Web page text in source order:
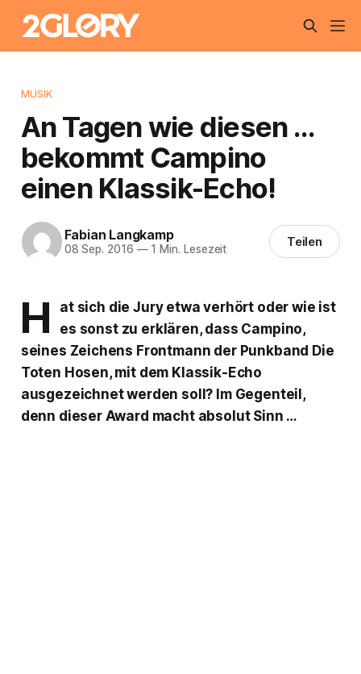
MUSIK
An Tagen wie diesen …
bekommt Campino
einen Klassik-Echo!
Fabian Langkamp
08 Sep. 2016 —1 Min. Lesezeit Teilen
H
at sich die Jury etwa verhört oder wie ist
es sonst zu erklären, dass Campino,
seines Zeichens Frontmann der Punkband Die
Toten Hosen, mit dem Klassik-Echo
ausgezeichnet werden soll? Im Gegenteil,
denn dieser Award macht absolut Sinn …